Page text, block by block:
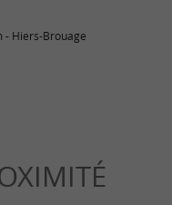
- Hiers-Brouage